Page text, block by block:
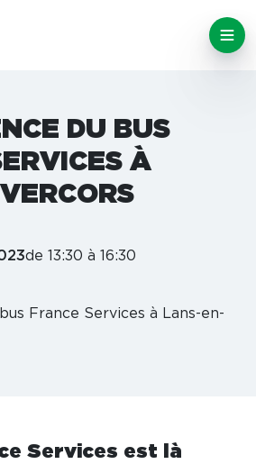
DU BUS
À
de 13:30 à 16:30
France Services à Lans-en-
Services est là